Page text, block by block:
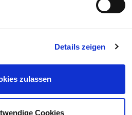
Details zeigen
zulassen
Cookies
Produkt
IG